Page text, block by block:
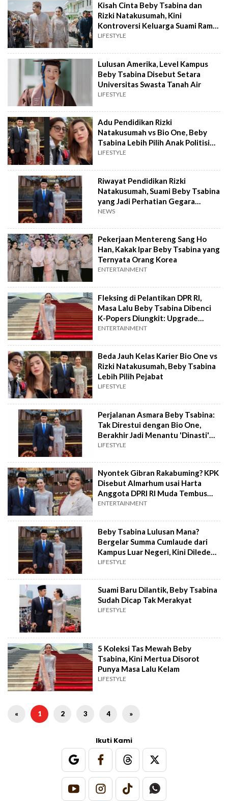
Kisah Cinta Beby Tsabina dan
Rizki Natakusumah, Kini
Kontroversi Keluarga Suami Ramai
Dikulik
LIFESTYLE
Lulusan Amerika, Level Kampus
Beby Tsabina Disebut Setara
Universitas Swasta Tanah Air
LIFESTYLE
Adu Pendidikan Rizki
Natakusumah vs Bio One, Beby
Tsabina Lebih Pilih Anak Politisi
Ketimbang Aktor
LIFESTYLE
Riwayat Pendidikan Rizki
Natakusumah, Suami Beby Tsabina
yang Jadi Perhatian Gegara
Dinasti Politik
NEWS
Pekerjaan Mentereng Sang Ho
Han, Kakak Ipar Beby Tsabina yang
Ternyata Orang Korea
ENTERTAINMENT
Fleksing di Pelantikan DPR RI,
Masa Lalu Beby Tsabina Dibenci
K-Popers Diungkit: Upgrade
Status
ENTERTAINMENT
Beda Jauh Kelas Karier Bio One vs
Rizki Natakusumah, Beby Tsabina
Lebih Pilih Pejabat
LIFESTYLE
Perjalanan Asmara Beby Tsabina:
Tak Direstui dengan Bio One,
Berakhir Jadi Menantu 'Dinasti'
Pandeglang
LIFESTYLE
Nyontek Gibran Rakabuming? KPK
Disebut Almarhum usai Harta
Anggota DPRI RI Muda Tembus
Milyaran Rupiah
ENTERTAINMENT
Beby Tsabina Lulusan Mana?
Bergelar Summa Cumlaude dari
Kampus Luar Negeri, Kini Diledek
Salah Pilih Suami
LIFESTYLE
Suami Baru Dilantik, Beby Tsabina
Sudah Dicap Tak Merakyat
LIFESTYLE
5 Koleksi Tas Mewah Beby
Tsabina, Kini Mertua Disorot
Punya Masa Lalu Kelam
LIFESTYLE
« 1 2 3 4 »
Ikuti Kami